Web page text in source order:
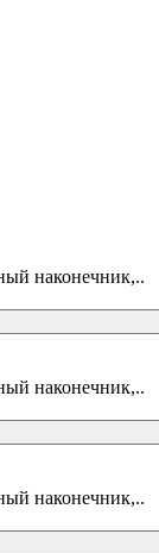
наконечник,..
наконечник,..
наконечник,..